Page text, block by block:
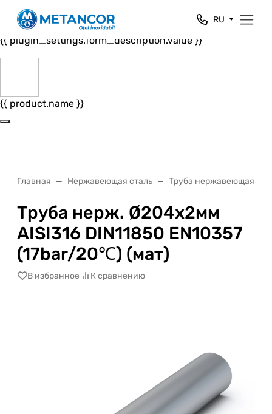
Close
{{ plugin_settings.form_header.value }}
{{ plugin_settings.form_description.value }}
{{ product.name }}
RU
Главная Нержавеющая сталь Труба нержавеющая
Труба нерж. Ø204х2мм
AISI316 DIN11850 EN10357
(17bar/20℃) (мат)
В избранное К сравнению